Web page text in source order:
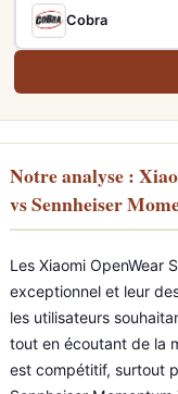
Cobra
Notre analyse :
vs Sennheiser
Les Xiaomi OpenWear
exceptionnel et leur
les utilisateurs
tout en écoutant de la
est compétitif, surtout